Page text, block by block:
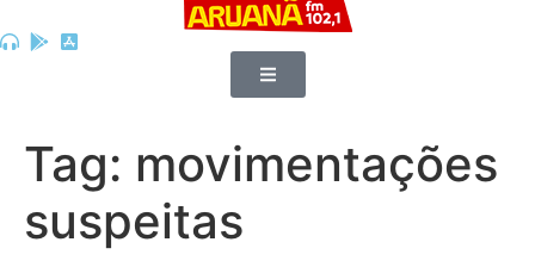
Tag: movimentações
suspeitas